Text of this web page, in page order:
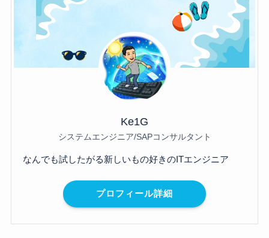
Ke1G
システムエンジニア/SAPコンサルタント
なんでも試したがる新しいもの好きのITエンジニア
プロフィール詳細